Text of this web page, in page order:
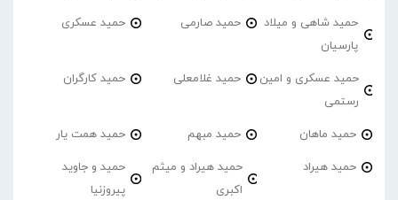
حمید شاهی و میلاد
پارسیان
حمید صارمی حمید عسکری
حمید عسکری و امین
رستمی
حمید غلامعلی حمید کارگران
حمید ماهان حمید مبهم حمید همت یار
حمید هیراد
حمید هیراد و میثم
اکبری
حمید و جاوید
پیروزنیا